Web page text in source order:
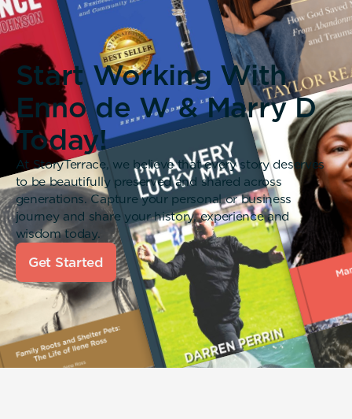
Start Working With
Enno de W & Marry D
Today!
At StoryTerrace, we believe that every story deserves
to be beautifully preserved and shared across
generations. Capture your personal or business
journey and share your history, experience and
wisdom today.
Get Started